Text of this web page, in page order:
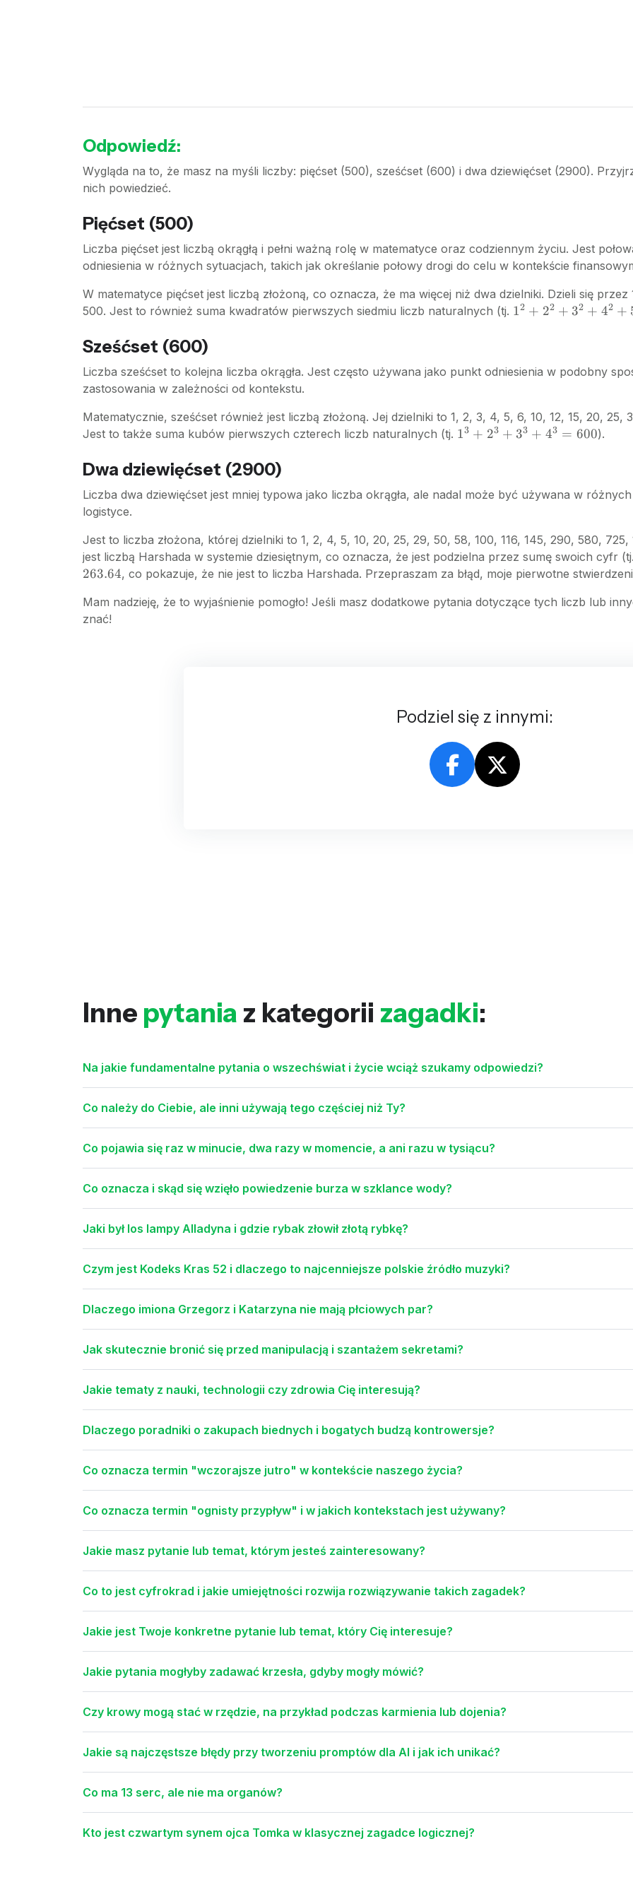
Odpowiedź:
Wygląda na to, że masz na myśli liczby: pięćset (500), sześćset (600) i dwa dziewięćset (2900).
nich powiedzieć.
Pięćset (500)
Liczba pięćset jest liczbą okrągłą i pełni ważną rolę w matematyce oraz codziennym życiu. Jest
odniesienia w różnych sytuacjach, takich jak określanie połowy drogi do celu w kontekście
W matematyce pięćset jest liczbą złożoną, co oznacza, że ma więcej niż dwa dzielniki. Dzieli się
500. Jest to również suma kwadratów pierwszych siedmiu liczb naturalnych (tj. 1^2
3^2
+
5^2
+
500
12 + 22 + 32 + 42 +
Sześćset (600)
Liczba sześćset to kolejna liczba okrągła. Jest często używana jako punkt odniesienia w podobny
zastosowania w zależności od kontekstu.
Matematycznie, sześćset również jest liczbą złożoną. Jej dzielniki to 1, 2, 3, 4, 5, 6, 10, 12, 15, 20,
Jest to także suma kubów pierwszych czterech liczb naturalnych (tj. 1^3
3^3
=
600
13 + 23 + 33 + 43 = 600).
Dwa dziewięćset (2900)
Liczba dwa dziewięćset jest mniej typowa jako liczba okrągła, ale nadal może być używana w
logistyce.
Jest to liczba złożona, której dzielniki to 1, 2, 4, 5, 10, 20, 25, 29, 50, 58, 100, 116, 145, 290, 580,
jest liczbą Harshada w systemie dziesiętnym, co oznacza, że jest podzielna przez sumę swoich cyfr (tj.
263.64, co pokazuje, że nie jest to liczba Harshada. Przepraszam za błąd, moje pierwotne
Mam nadzieję, że to wyjaśnienie pomogło! Jeśli masz dodatkowe pytania dotyczące tych liczb lub
znać!
Podziel się z innymi:
Inne pytania z kategorii zagadki:
Na jakie fundamentalne pytania o wszechświat i życie wciąż szukamy odpowiedzi?
Co należy do Ciebie, ale inni używają tego częściej niż Ty?
Co pojawia się raz w minucie, dwa razy w momencie, a ani razu w tysiącu?
Co oznacza i skąd się wzięło powiedzenie burza w szklance wody?
Jaki był los lampy Alladyna i gdzie rybak złowił złotą rybkę?
Czym jest Kodeks Kras 52 i dlaczego to najcenniejsze polskie źródło muzyki?
Dlaczego imiona Grzegorz i Katarzyna nie mają płciowych par?
Jak skutecznie bronić się przed manipulacją i szantażem sekretami?
Jakie tematy z nauki, technologii czy zdrowia Cię interesują?
Dlaczego poradniki o zakupach biednych i bogatych budzą kontrowersje?
Co oznacza termin "wczorajsze jutro" w kontekście naszego życia?
Co oznacza termin "ognisty przypływ" i w jakich kontekstach jest używany?
Jakie masz pytanie lub temat, którym jesteś zainteresowany?
Co to jest cyfrokrad i jakie umiejętności rozwija rozwiązywanie takich zagadek?
Jakie jest Twoje konkretne pytanie lub temat, który Cię interesuje?
Jakie pytania mogłyby zadawać krzesła, gdyby mogły mówić?
Czy krowy mogą stać w rzędzie, na przykład podczas karmienia lub dojenia?
Jakie są najczęstsze błędy przy tworzeniu promptów dla AI i jak ich unikać?
Co ma 13 serc, ale nie ma organów?
Kto jest czwartym synem ojca Tomka w klasycznej zagadce logicznej?